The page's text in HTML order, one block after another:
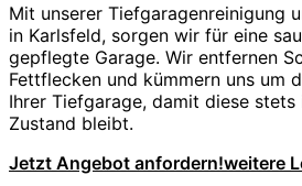
Mit unserer Tiefgaragenreinigung
in Karlsfeld, sorgen wir für eine
gepflegte Garage. Wir entfernen
Fettflecken und kümmern uns um
Ihrer Tiefgarage, damit diese stets
Zustand bleibt.
Jetzt Angebot anfordern!weitere